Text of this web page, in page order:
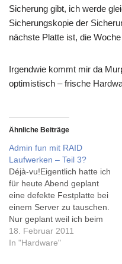
Sicherung gibt, ich werde
Sicherungskopie der
nächste Platte ist, die
Irgendwie kommt mir da
optimistisch – frische
Ähnliche Beiträge
Admin fun mit RAID
Laufwerken – Teil 3?
Déjà-vu!Eigentlich hatte ich
für heute Abend geplant
eine defekte Festplatte bei
einem Server zu tauschen.
Nur geplant weil ich beim
öffnen des Pakets
feststellen musste dass ich
18. Februar 2011
In "Hardware"